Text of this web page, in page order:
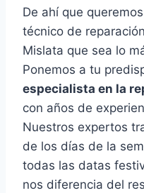
De ahí que
técnico de
Mislata que sea lo
Ponemos a tu
especialista en la
con años de
Nuestros expertos
de los días de la
todas las datas
nos diferencia del